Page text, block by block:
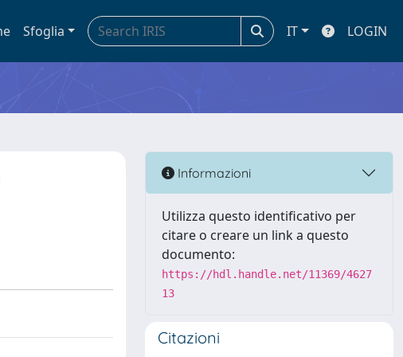
Sfoglia IT LOGIN
Informazioni
Utilizza questo identificativo per
citare o creare un link a questo
documento:
https://hdl.handle.net/11369/4627
13
Citazioni